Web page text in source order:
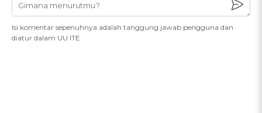
Isi komentar sepenuhnya adalah tanggung jawab pengguna dan
diatur dalam UU ITE